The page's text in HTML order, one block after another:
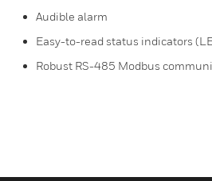
Audible alarm
Easy-to-read status indicators
Robust RS-485 Modbus